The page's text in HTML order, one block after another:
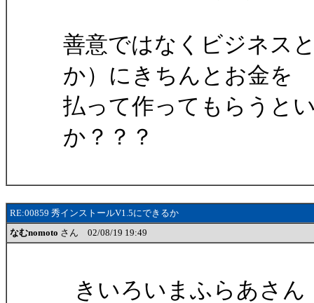
善意ではなくビジネス
か）にきちんとお金を
払って作ってもらうと
か？？？
RE:00859 秀インストールV1.5にできるか
なむnomoto さん 02/08/19 19:49
きいろいまふらあさん